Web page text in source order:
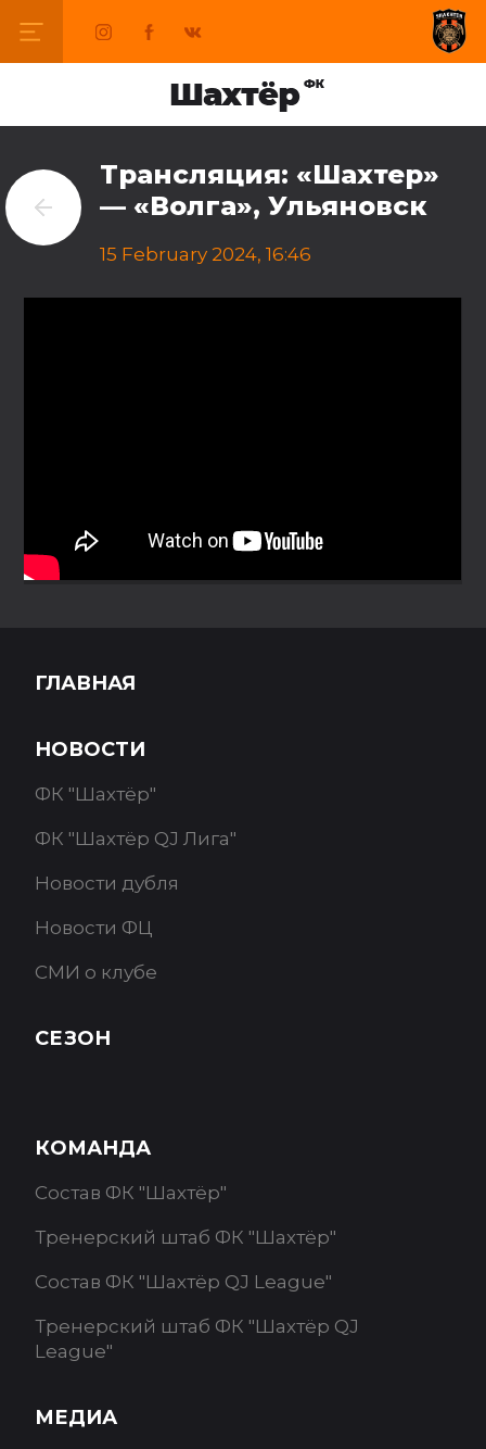
Трансляция: «Шахтер»
— «Волга», Ульяновск
15 February 2024, 16:46
ГЛАВНАЯ
НОВОСТИ
ФК "Шахтёр"
ФК "Шахтёр QJ Лига"
Новости дубля
Новости ФЦ
СМИ о клубе
СЕЗОН
КОМАНДА
Состав ФК "Шахтёр"
Тренерский штаб ФК "Шахтёр"
Состав ФК "Шахтёр QJ League"
Тренерский штаб ФК "Шахтёр QJ
League"
МЕДИА